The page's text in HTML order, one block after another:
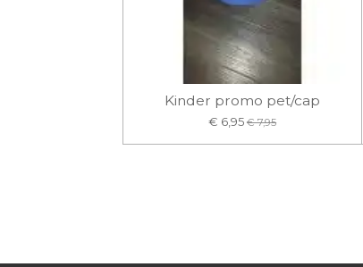
Kinder promo pet/cap
€ 6,95 € 7,95